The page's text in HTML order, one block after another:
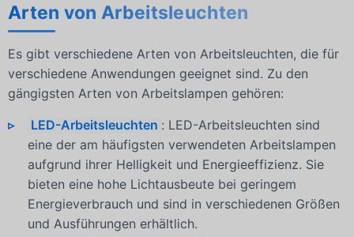
Arten von Arbeitsleuchten
Es gibt verschiedene Arten von Arbeitsleuchten, die für
verschiedene Anwendungen geeignet sind. Zu den
gängigsten Arten von Arbeitslampen gehören:
LED-Arbeitsleuchten : LED-Arbeitsleuchten sind
eine der am häufigsten verwendeten Arbeitslampen
aufgrund ihrer Helligkeit und Energieeffizienz. Sie
bieten eine hohe Lichtausbeute bei geringem
Energieverbrauch und sind in verschiedenen Größen
und Ausführungen erhältlich.